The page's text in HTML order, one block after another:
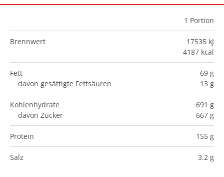
1 Portion
Brennwert
17535 kJ
4187 kcal
Fett
69 g
davon gesättigte Fettsäuren
13 g
Kohlenhydrate
691 g
davon Zucker
667 g
Protein 155 g
Salz 3.2 g